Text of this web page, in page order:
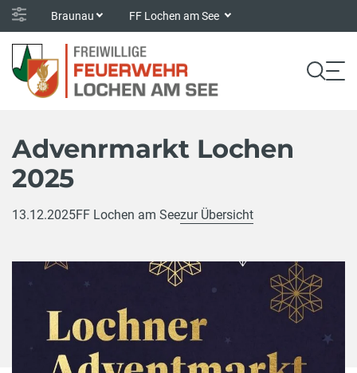
Braunau FF Lochen am See
Advenrmarkt Lochen
2025
13.12.2025FF Lochen am Seezur Übersicht